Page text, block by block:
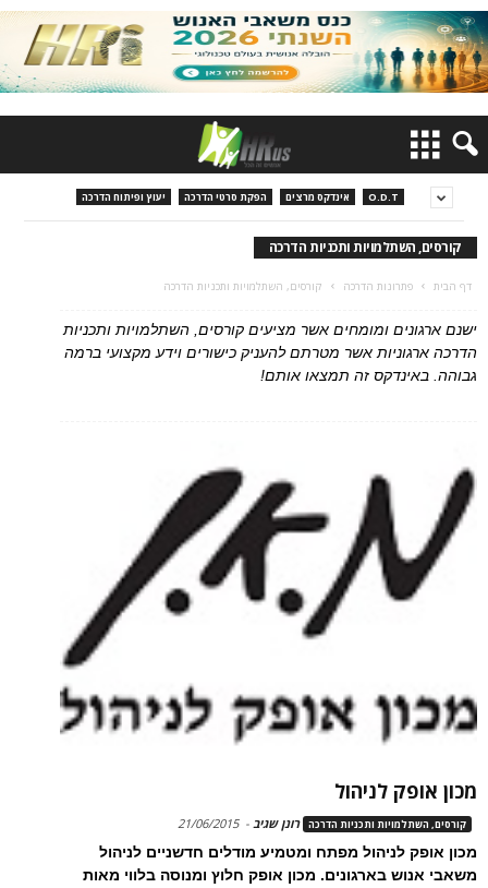
O.D.T אינדקס מרצים הפקת סרטי הדרכה יעוץ ופיתוח הדרכה
קורסים, השתלמויות ותכניות הדרכה
דף הבית פתרונות הדרכה קורסים, השתלמויות ותכניות הדרכה
ישנם ארגונים ומומחים אשר מציעים קורסים, השתלמויות ותכניות
הדרכה ארגוניות אשר מטרתם להעניק כישורים וידע מקצועי ברמה
גבוהה. באינדקס זה תמצאו אותם!
מכון אופק לניהול
קורסים, השתלמויות ותכניות הדרכה רונן שגיב -
21/06/2015
מכון אופק לניהול מפתח ומטמיע מודלים חדשניים לניהול
משאבי אנוש בארגונים. מכון אופק חלוץ ומנוסה בלווי מאות